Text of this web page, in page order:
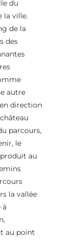
du
la ville.
de la
des
autre
direction
parcours,
le
au
la vallée
à
au point